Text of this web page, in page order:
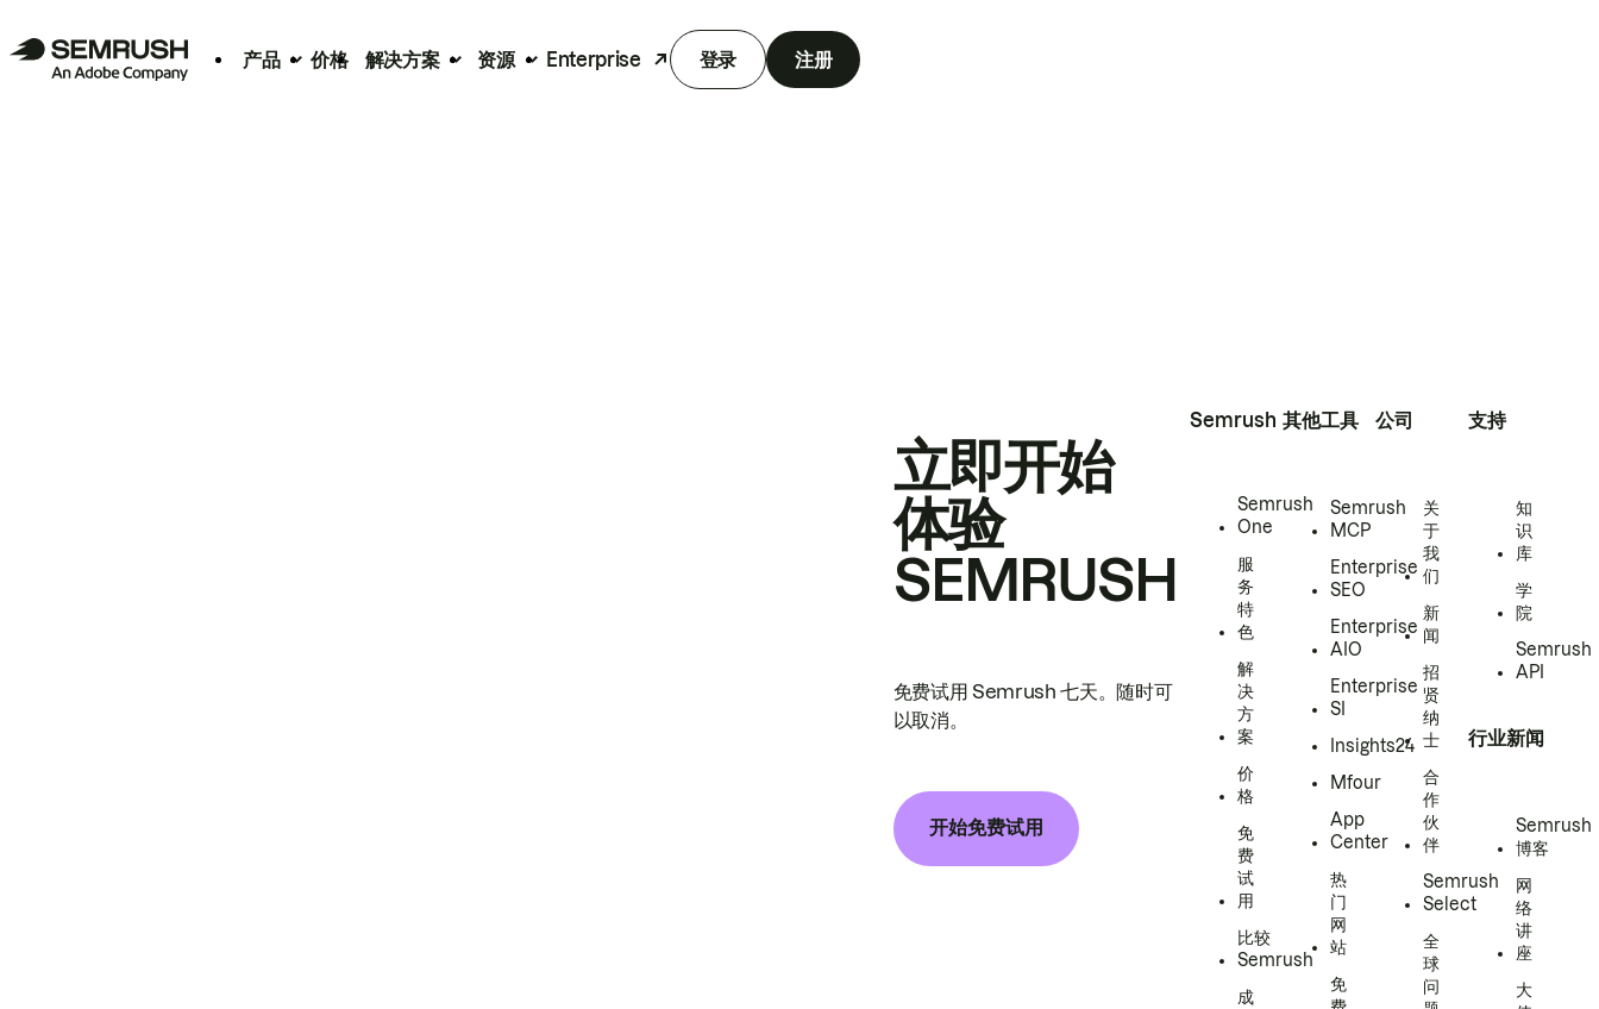
产品 价格 解决方案 资源 Enterprise 登录 注册
立即开始
体验
SEMRUSH
免费试用 Semrush 七天。随时可
以取消。
开始免费试用
Semrush
Semrush
One
服
务
特
色
解
决
方
案
价
格
免
费
试
用
比较
Semrush
成
其他工具
Semrush
MCP
Enterprise
SEO
Enterprise
AIO
Enterprise
SI
Insights24
Mfour
App
Center
热
门
网
站
免
公司
关
于
我
们
新
闻
招
贤
纳
士
合
作
伙
伴
Semrush
Select
全
球
问
支持
知
识
库
学
院
Semrush
API
行业新闻
Semrush
博客
网
络
讲
座
大